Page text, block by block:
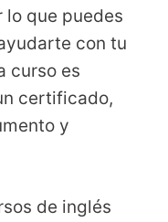
lo que puedes
con tu
curso es
certificado,
y
de inglés